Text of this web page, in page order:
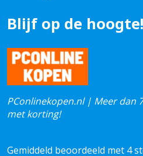
Blijf op de hoogte!
PConlinekopen.nl | Meer dan
met korting!
Gemiddeld beoordeeld met 4